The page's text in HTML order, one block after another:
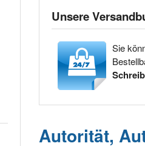
Unsere
Sie
Autorität,